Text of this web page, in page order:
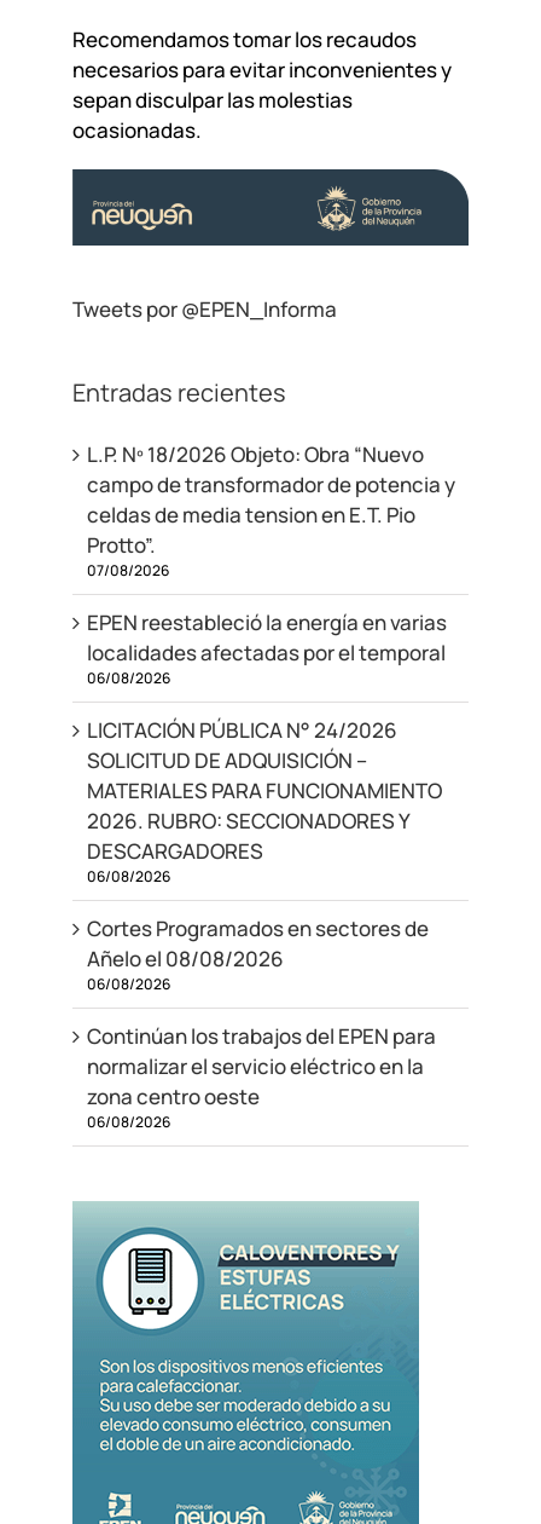
Recomendamos tomar los recaudos
necesarios para evitar inconvenientes y
sepan disculpar las molestias
ocasionadas.
Tweets por @EPEN_Informa
Entradas recientes
L.P. Nº 18/2026 Objeto: Obra “Nuevo
campo de transformador de potencia y
celdas de media tension en E.T. Pio
Protto”.
07/08/2026
EPEN reestableció la energía en varias
localidades afectadas por el temporal
06/08/2026
LICITACIÓN PÚBLICA N° 24/2026
SOLICITUD DE ADQUISICIÓN –
MATERIALES PARA FUNCIONAMIENTO
2026. RUBRO: SECCIONADORES Y
DESCARGADORES
06/08/2026
Cortes Programados en sectores de
Añelo el 08/08/2026
06/08/2026
Continúan los trabajos del EPEN para
normalizar el servicio eléctrico en la
zona centro oeste
06/08/2026